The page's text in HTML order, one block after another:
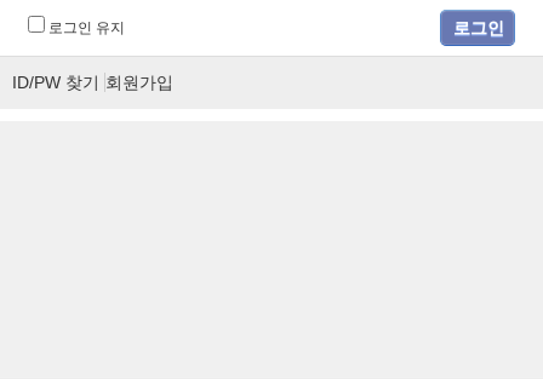
로그인 유지
ID/PW 찾기 회원가입